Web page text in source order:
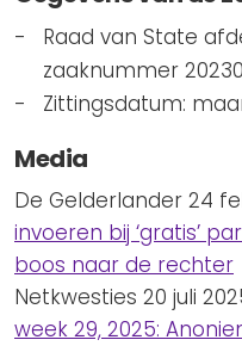
Raad van State
zaaknummer
Zittingsdatum:
Media
De Gelderlander 24
invoeren bij ‘gratis’
boos naar de rechter
Netkwesties 20 juli
week 29, 2025: